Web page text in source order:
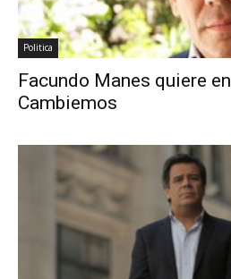
Politica
Facundo Manes quiere
Cambiemos